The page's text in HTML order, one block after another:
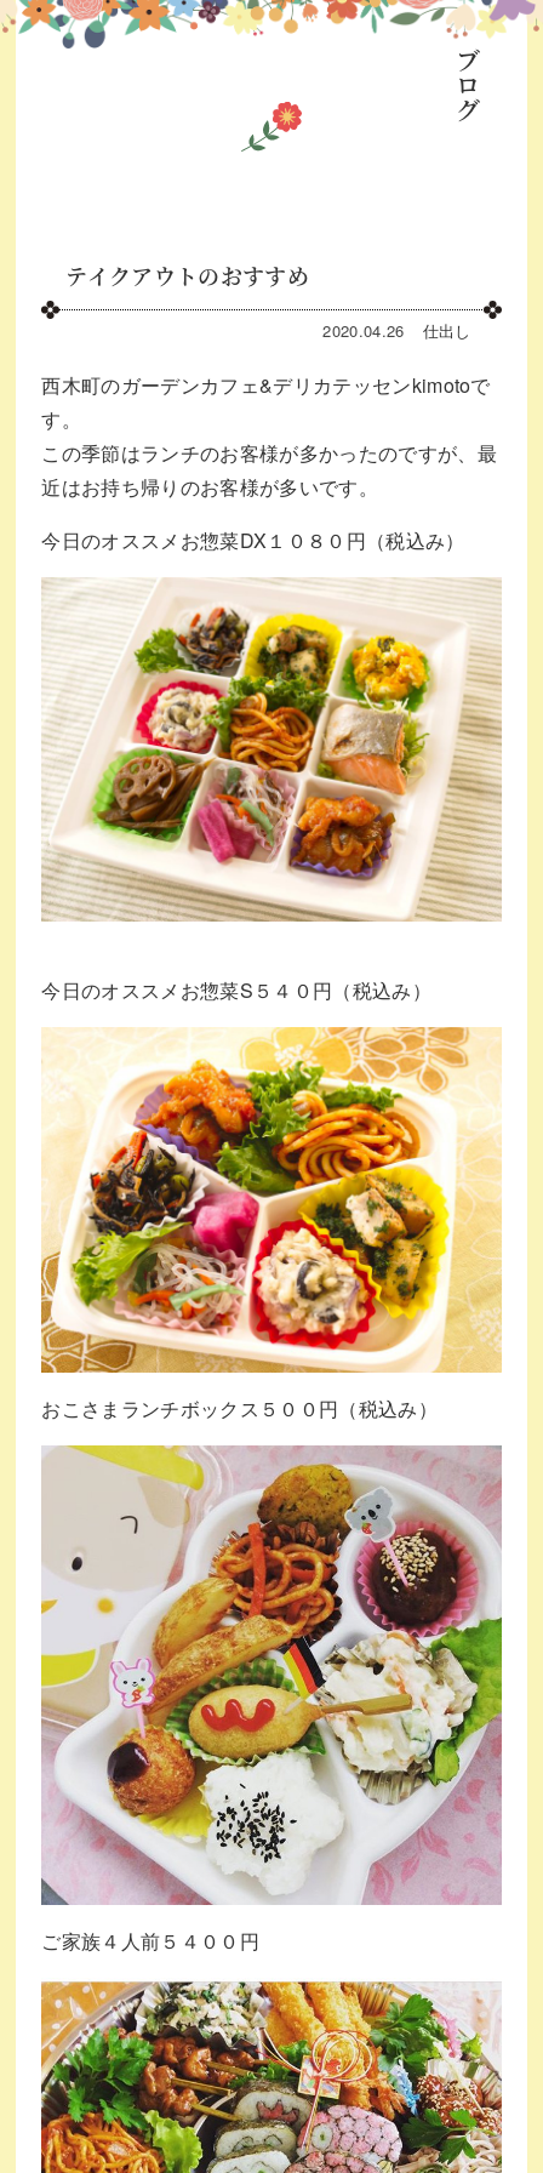
ブログ
テイクアウトのおすすめ
2020.04.26 仕出し
西木町のガーデンカフェ&デリカテッセンkimotoで
す。
この季節はランチのお客様が多かったのですが、最
近はお持ち帰りのお客様が多いです。
今日のオススメお惣菜DX１０８０円（税込み）
今日のオススメお惣菜S５４０円（税込み）
おこさまランチボックス５００円（税込み）
ご家族４人前５４００円